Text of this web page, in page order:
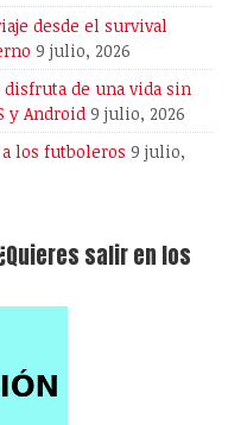
desde el survival
9 julio, 2026
de una vida sin
y Android 9 julio, 2026
los futboleros 9 julio,